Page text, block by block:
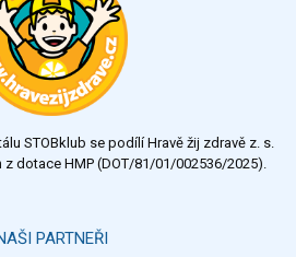
STOBklub se podílí Hravě žij zdravě z. s.
dotace HMP (DOT/81/01/002536/2025).
PARTNEŘI